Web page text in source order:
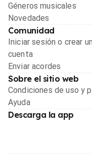
Géneros musicales
Novedades
Comunidad
Iniciar sesión o crear
cuenta
Enviar acordes
Sobre el sitio web
Condiciones de uso y
Ayuda
Descarga la app